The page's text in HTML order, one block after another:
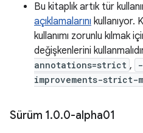
Bu kitaplık artık tür
açıklamalarını kullanıyor.
kullanımı zorunlu kılmak
değişkenlerini
annotations=strict ,
improvements-strict-
Sürüm 1.0.0-alpha01